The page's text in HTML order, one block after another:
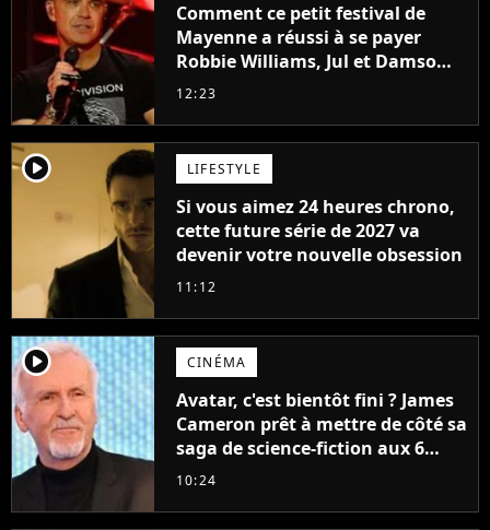
Comment ce petit festival de
Mayenne a réussi à se payer
Robbie Williams, Jul et Damso
cette année ?
12:23
player2 LIFESTYLE
Si vous aimez 24 heures chrono,
cette future série de 2027 va
devenir votre nouvelle obsession
11:12
player2 CINÉMA
Avatar, c'est bientôt fini ? James
Cameron prêt à mettre de côté sa
saga de science-fiction aux 6
milliards de recettes
10:24